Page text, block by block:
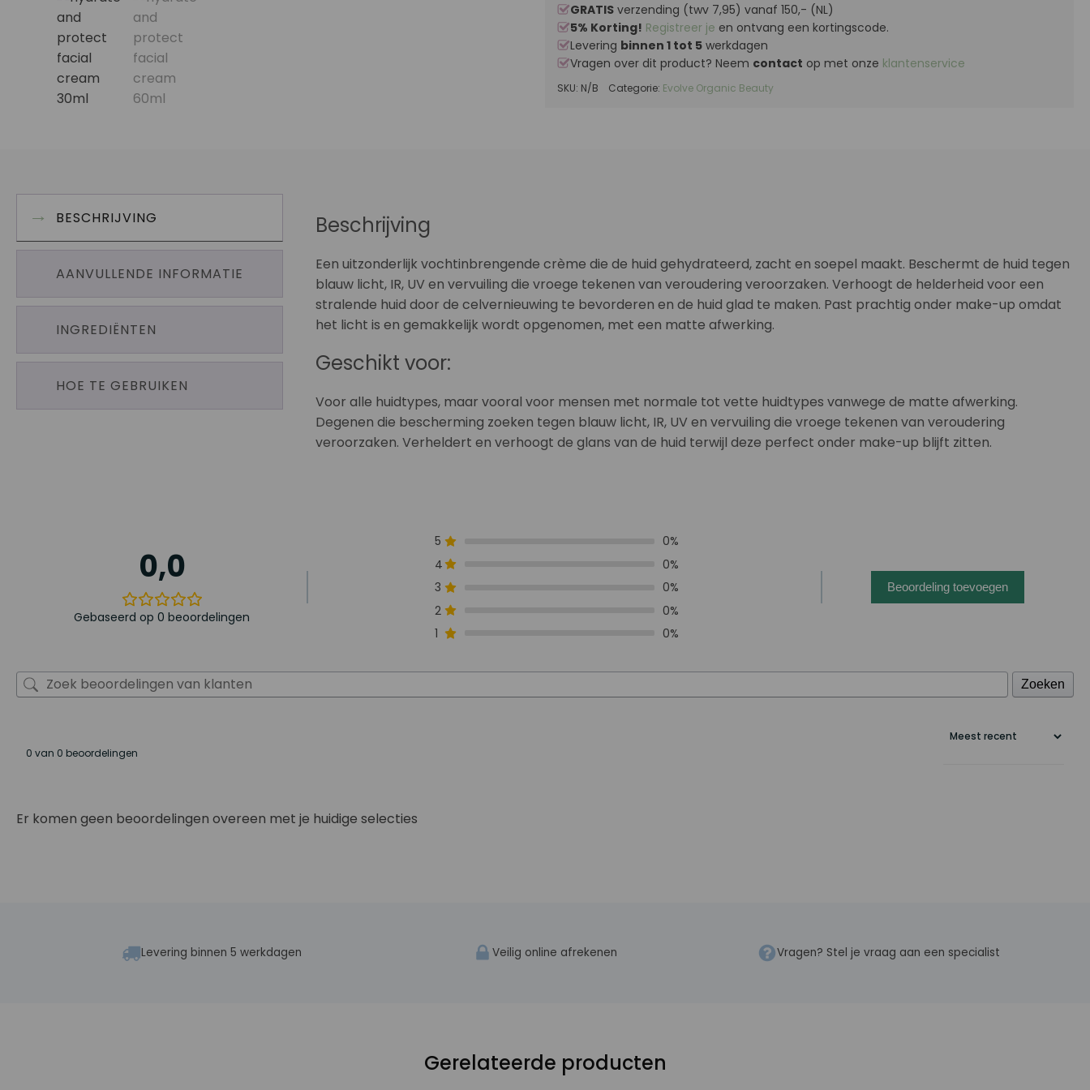
GRATIS verzending (twv 7,95) vanaf 150,- (NL)
5% Korting! Registreer je en ontvang een kortingscode.
Levering binnen 1 tot 5 werkdagen
Vragen over dit product? Neem contact op met onze klantenservice
SKU: N/B Categorie: Evolve Organic Beauty
BESCHRIJVING
AANVULLENDE INFORMATIE
INGREDIËNTEN
HOE TE GEBRUIKEN
Beschrijving
Een uitzonderlijk vochtinbrengende crème die de huid gehydrateerd, zacht en soepel maakt. Beschermt de huid tegen
blauw licht, IR, UV en vervuiling die vroege tekenen van veroudering veroorzaken. Verhoogt de helderheid voor een
stralende huid door de celvernieuwing te bevorderen en de huid glad te maken. Past prachtig onder make-up omdat
het licht is en gemakkelijk wordt opgenomen, met een matte afwerking.
Geschikt voor:
Voor alle huidtypes, maar vooral voor mensen met normale tot vette huidtypes vanwege de matte afwerking.
Degenen die bescherming zoeken tegen blauw licht, IR, UV en vervuiling die vroege tekenen van veroudering
veroorzaken. Verheldert en verhoogt de glans van de huid terwijl deze perfect onder make-up blijft zitten.
0,0
Gebaseerd op 0 beoordelingen
5
0%
4
0%
3
0%
2
0%
1
0%
Beoordeling toevoegen
Zoeken
0 van 0 beoordelingen
Er komen geen beoordelingen overeen met je huidige selecties
Levering binnen 5 werkdagen Veilig online afrekenen Vragen? Stel je vraag aan een specialist
Gerelateerde producten